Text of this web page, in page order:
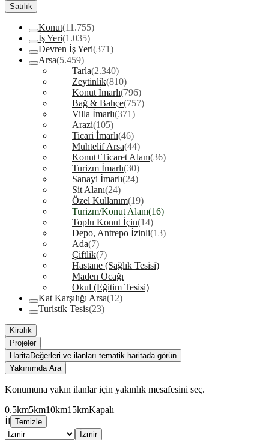
Satılık
Konut(11.755)
İş Yeri(1.035)
Devren İş Yeri(371)
Arsa(5.459)
Tarla(2.340)
Zeytinlik(810)
Konut İmarlı(796)
Bağ & Bahçe(757)
Villa İmarlı(371)
Arazi(105)
Ticari İmarlı(46)
Muhtelif Arsa(44)
Konut+Ticaret Alanı(36)
Turizm İmarlı(30)
Sanayi İmarlı(24)
Sit Alanı(24)
Özel Kullanım(19)
Turizm/Konut Alanı(16)
Toplu Konut İçin(14)
Depo, Antrepo İzinli(13)
Ada(7)
Çiftlik(7)
Hastane (Sağlık Tesisi)
Maden Ocağı
Okul (Eğitim Tesisi)
Kat Karşılığı Arsa(12)
Turistik Tesis(23)
Kiralık
Projeler
HaritaDeğerleri ve ilanları tematik haritada görün
Yakınımda Ara
Konumuna yakın ilanlar için yakınlık mesafesini seç.
0.5km5km10km15kmKapalı
İl Temizle
İzmir